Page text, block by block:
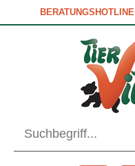
BERATUNGSHOTLINE